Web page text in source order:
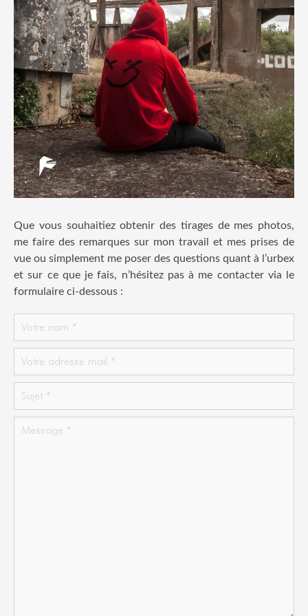
Que vous souhaitiez obtenir des tirages de mes photos,
me faire des remarques sur mon travail et mes prises de
vue ou simplement me poser des questions quant à l’urbex
et sur ce que je fais, n’hésitez pas à me contacter via le
formulaire ci-dessous :